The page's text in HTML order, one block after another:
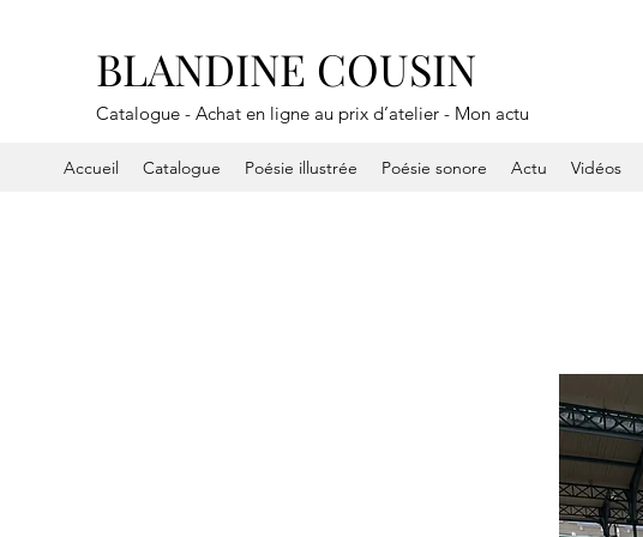
BLANDINE COUSIN
Catalogue - Achat en ligne au prix d’atelier - Mon actu
Accueil Catalogue Poésie illustrée Poésie sonore Actu Vidéos